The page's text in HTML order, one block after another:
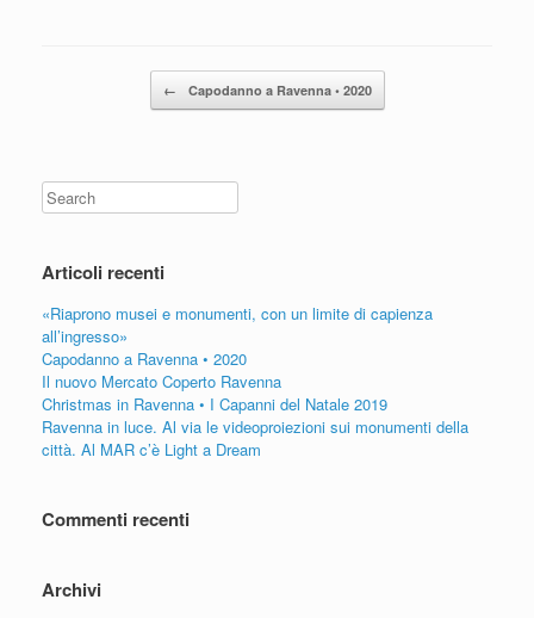
← Capodanno a Ravenna • 2020
Search
Articoli recenti
«Riaprono musei e monumenti, con un limite di capienza
all’ingresso»
Capodanno a Ravenna • 2020
Il nuovo Mercato Coperto Ravenna
Christmas in Ravenna • I Capanni del Natale 2019
Ravenna in luce. Al via le videoproiezioni sui monumenti della
città. Al MAR c’è Light a Dream
Commenti recenti
Archivi